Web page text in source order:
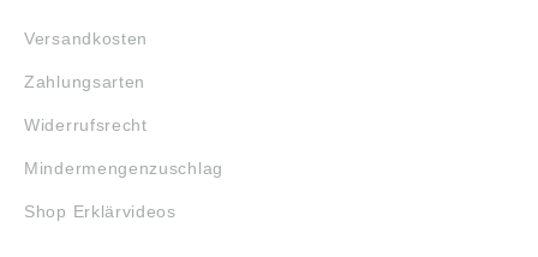
Versandkosten
Zahlungsarten
Widerrufsrecht
Mindermengenzuschlag
Shop Erklärvideos